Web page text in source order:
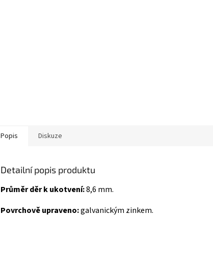
Popis Diskuze
Detailní popis produktu
Průměr děr k ukotvení:8,6 mm.
Povrchově upraveno:galvanickým zinkem.